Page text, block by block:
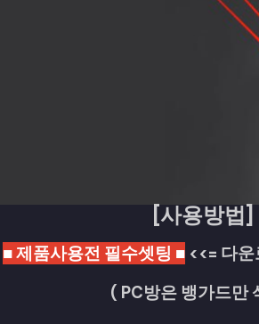
[사용방법]
■ 제품사용전 필수셋팅 ■<<= 다운
( PC방은 뱅가드만